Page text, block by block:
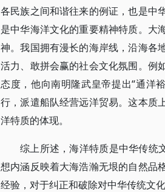
各民族之间和谐往来的例证，也是中
是中华海洋文化的重要精神特质。大
神。我国拥有漫长的海岸线，沿海各
活力、敢拼会赢的社会文化氛围。例
态度，他向南明隆武皇帝提出“通洋
行，派遣船队经营远洋贸易。这本
洋特质的体现。
综上所述，海洋特质是中华传统
想内涵反映着大海浩瀚无垠的自然品
经验，对于纠正和破除对中华传统文